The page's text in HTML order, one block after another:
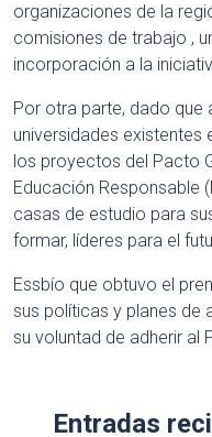
organizaciones de la
comisiones de trabajo ,
incorporación a la
Por otra parte, dado que
universidades existentes
los proyectos del Pacto
Educación Responsable
casas de estudio para
formar, líderes para el
Essbío que obtuvo el
sus políticas y planes de
su voluntad de adherir al
Entradas